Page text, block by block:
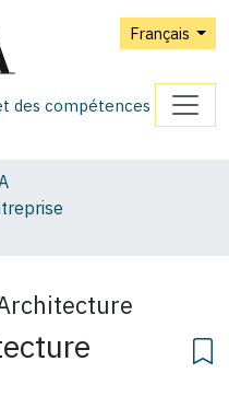
Français
des compétences